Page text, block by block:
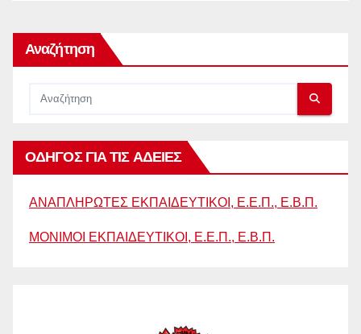
Αναζήτηση
ΟΔΗΓΟΣ ΓΙΑ ΤΙΣ ΑΔΕΙΕΣ
ΑΝΑΠΛΗΡΩΤΕΣ ΕΚΠΑΙΔΕΥΤΙΚΟΙ, Ε.Ε.Π., Ε.Β.Π.
ΜΟΝΙΜΟΙ ΕΚΠΑΙΔΕΥΤΙΚΟΙ, Ε.Ε.Π., Ε.Β.Π.